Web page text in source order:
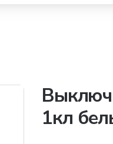
1кл